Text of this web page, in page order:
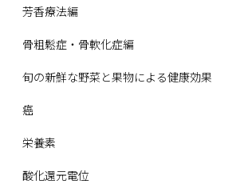
芳香療法編
骨粗鬆症・骨軟化症編
旬の新鮮な野菜と果物による健康効果
癌
栄養素
酸化還元電位